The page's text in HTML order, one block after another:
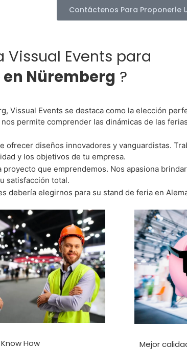
Contáctenos Para Proponerle
Vissual Events para
Nüremberg ?
Vissual Events se destaca como la elección
permite comprender las dinámicas de las
diseños innovadores y vanguardistas.
y los objetivos de tu empresa.
que emprendemos. Nos apasiona
satisfacción total.
debería elegirnos para su stand de feria en
Know How Mejor